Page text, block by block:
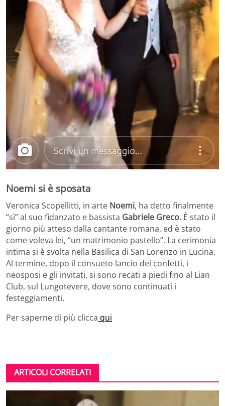
Noemi si è sposata
Veronica Scopellitti, in arte Noemi, ha detto finalmente
“sì” al suo fidanzato e bassista Gabriele Greco. È stato il
giorno più atteso dalla cantante romana, ed è stato
come voleva lei, “un matrimonio pastello”. La cerimonia
intima si è svolta nella Basilica di San Lorenzo in Lucina.
Al termine, dopo il consueto lancio dei confetti, i
neosposi e gli invitati, si sono recati a piedi fino al Lian
Club, sul Lungotevere, dove sono continuati i
festeggiamenti.
Per saperne di più clicca qui
ARTICOLI CORRELATI